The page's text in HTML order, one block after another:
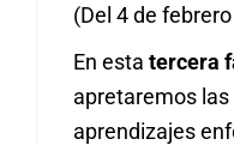
(Del 4 de
En esta tercera
apretaremos
aprendizajes